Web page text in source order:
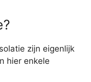
zijn eigenlijk
hier enkele